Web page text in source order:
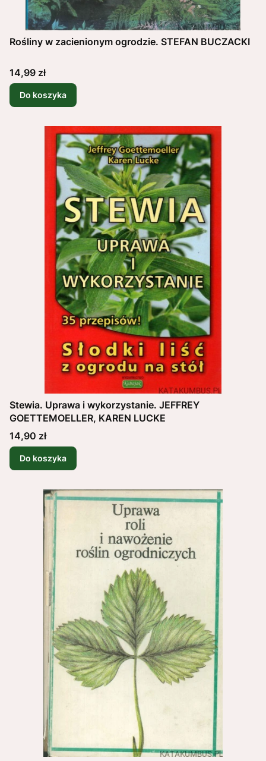
Rośliny w zacienionym ogrodzie. STEFAN BUCZACKI
Cena
14,99 zł
Do koszyka
Stewia. Uprawa i wykorzystanie. JEFFREY
GOETTEMOELLER, KAREN LUCKE
Cena
14,90 zł
Do koszyka